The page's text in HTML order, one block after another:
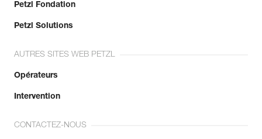
Petzl Fondation
Petzl Solutions
AUTRES SITES WEB PETZL
Opérateurs
Intervention
CONTACTEZ-NOUS